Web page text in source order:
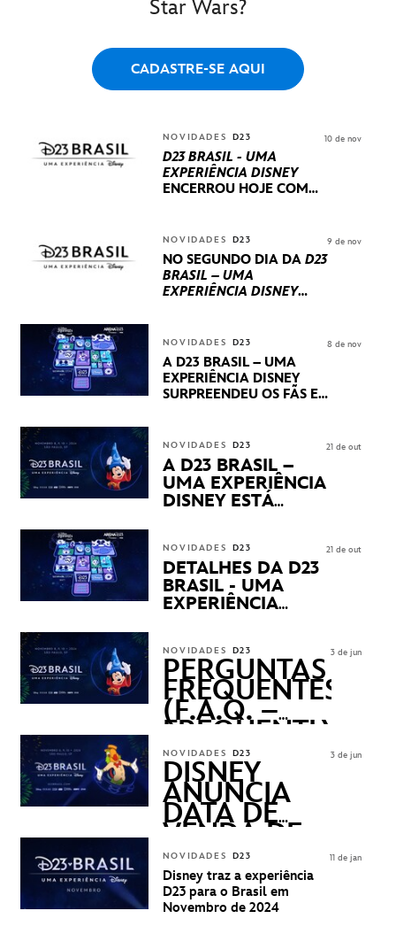
Star Wars?
CADASTRE-SE AQUI
NOVIDADES D23
D23 BRASIL - UMA
EXPERIÊNCIA DISNEY
ENCERROU HOJE COM
INTERNACIONAIS E
PRODUÇÕES BRASILEIRAS
10 de nov
NOVIDADES D23
NO SEGUNDO DIA DA D23
BRASIL – UMA
EXPERIÊNCIA DISNEY
STUDIOS REVELARAM
PRÉVIAS E NOVIDADES
DOS SEUS PRÓXIMOS
LANÇAMENTOS
9 de nov
NOVIDADES D23
A D23 BRASIL – UMA
EXPERIÊNCIA DISNEY
SURPREENDEU OS FÃS EM
APRESENTAÇÕES E
PRODUTOS EXCLUSIVOS
NO TRANSAMÉRICA EXPO
CENTER EM SÃO PAULO
8 de nov
NOVIDADES D23
A D23 BRASIL –
UMA EXPERIÊNCIA
DISNEY ESTÁ
21 de out
NOVIDADES D23
DETALHES DA D23
BRASIL - UMA
EXPERIÊNCIA
21 de out
NOVIDADES D23
PERGUNTAS
FREQUENTES
(F.A.Q. –
FREQUENTLY
ASKED
QUESTIONS)
3 de jun
NOVIDADES D23
DISNEY
ANUNCIA
DATA DE
VENDA DE
INGRESSOS
PARA A D23
BRASIL -
UMA
3 de jun
NOVIDADES D23
Disney traz a experiência
D23 para o Brasil em
Novembro de 2024
11 de jan